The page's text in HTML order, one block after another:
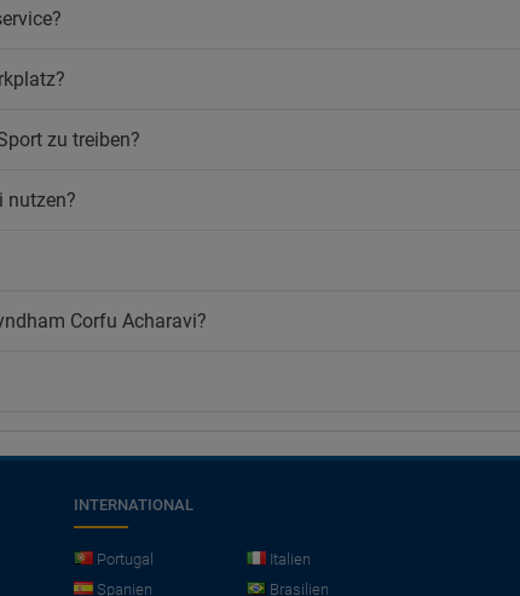
zu treiben?
nutzen?
Corfu Acharavi?
INTERNATIONAL
Portugal
Italien
Spanien
Brasilien